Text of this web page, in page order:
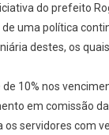
do prefeito
uma política
destes, os
10% nos
em comissão
os servidores com